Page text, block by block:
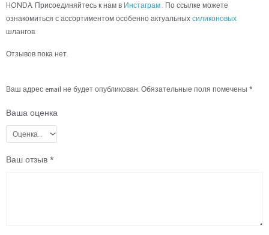
основанием
HONDA. Присоединяйтесь к нам в Инстаграм . По ссылке можете
ознакомиться с ассортиментом особенно актуальных силиконовых
шлангов.
Отзывов пока нет.
Ваш адрес email не будет опубликован. Обязательные поля помечены *
Ваша оценка
Ваш отзыв *